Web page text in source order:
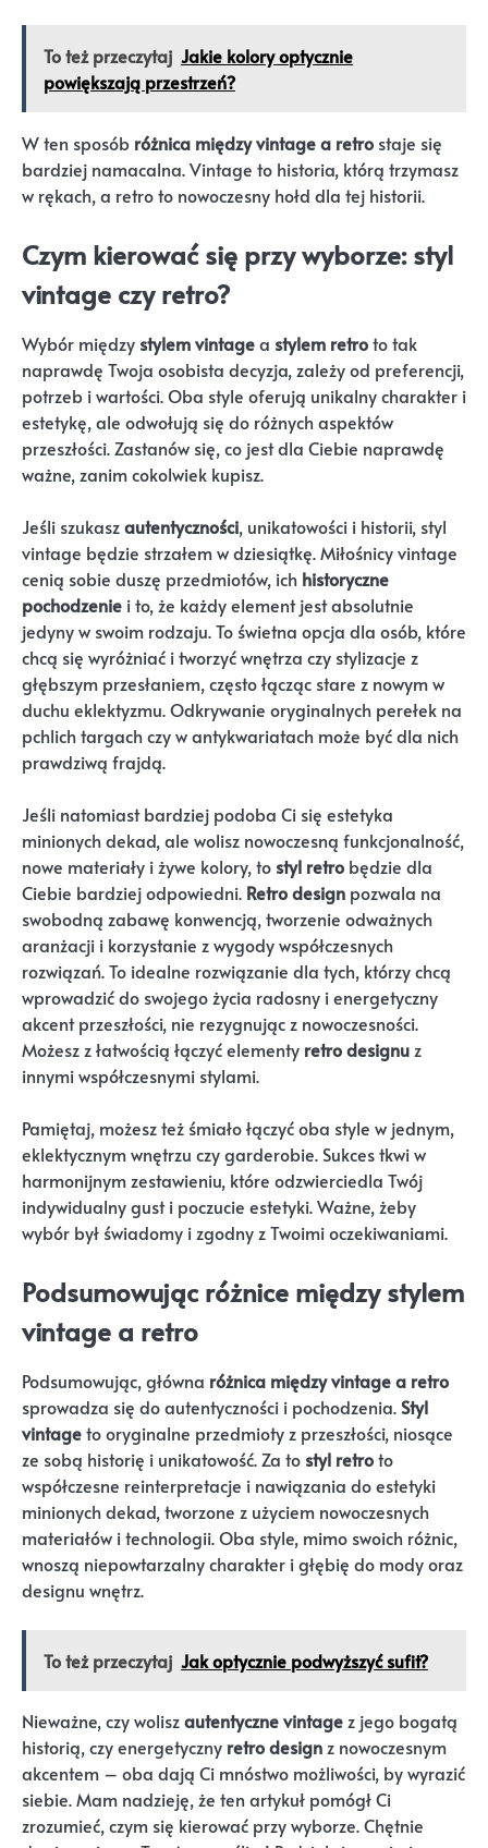
To też przeczytaj Jakie kolory optycznie
powiększają przestrzeń?
W ten sposób różnica między vintage a retro staje się
bardziej namacalna. Vintage to historia, którą trzymasz
w rękach, a retro to nowoczesny hołd dla tej historii.
Czym kierować się przy wyborze: styl
vintage czy retro?
Wybór między stylem vintagea stylem retroto tak
naprawdę Twoja osobista decyzja, zależy od preferencji,
potrzeb i wartości. Oba style oferują unikalny charakter i
estetykę, ale odwołują się do różnych aspektów
przeszłości. Zastanów się, co jest dla Ciebie naprawdę
ważne, zanim cokolwiek kupisz.
Jeśli szukaszautentyczności, unikatowości i historii, styl
vintage będzie strzałem w dziesiątkę. Miłośnicy vintage
cenią sobie duszę przedmiotów, ich historyczne
pochodzenie i to, że każdy element jest absolutnie
jedyny w swoim rodzaju. To świetna opcja dla osób, które
chcą się wyróżniać i tworzyć wnętrza czy stylizacje z
głębszym przesłaniem, często łącząc stare z nowym w
duchu eklektyzmu. Odkrywanie oryginalnych perełek na
pchlich targach czy w antykwariatach może być dla nich
prawdziwą frajdą.
Jeśli natomiast bardziej podoba Ci się estetyka
minionych dekad, ale wolisz nowoczesną funkcjonalność,
nowe materiały i żywe kolory, to styl retro będzie dla
Ciebie bardziej odpowiedni. Retro design pozwala na
swobodną zabawę konwencją, tworzenie odważnych
aranżacji i korzystanie z wygody współczesnych
rozwiązań. To idealne rozwiązanie dla tych, którzy chcą
wprowadzić do swojego życia radosny i energetyczny
akcent przeszłości, nie rezygnując z nowoczesności.
Możesz z łatwością łączyć elementy retro designuz
innymi współczesnymi stylami.
Pamiętaj, możesz też śmiało łączyć oba style w jednym,
eklektycznym wnętrzu czy garderobie. Sukces tkwi w
harmonijnym zestawieniu, które odzwierciedla Twój
indywidualny gust i poczucie estetyki. Ważne, żeby
wybór był świadomy i zgodny z Twoimi oczekiwaniami.
Podsumowując różnice między stylem
vintage a retro
Podsumowując, główna różnica między vintage a retro
sprowadza się do autentyczności i pochodzenia.Styl
vintageto oryginalne przedmioty z przeszłości, niosące
ze sobą historię i unikatowość. Za to styl retroto
współczesne reinterpretacje i nawiązania do estetyki
minionych dekad, tworzone z użyciem nowoczesnych
materiałów i technologii. Oba style, mimo swoich różnic,
wnoszą niepowtarzalny charakter i głębię do mody oraz
designu wnętrz.
To też przeczytaj Jak optycznie podwyższyć sufit?
Nieważne, czy woliszautentyczne vintagez jego bogatą
historią, czy energetyczny retro designz nowoczesnym
akcentem – oba dają Ci mnóstwo możliwości, by wyrazić
siebie. Mam nadzieję, że ten artykuł pomógł Ci
zrozumieć, czym się kierować przy wyborze. Chętnie